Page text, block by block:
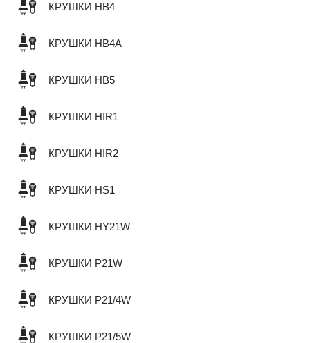
КРУШКИ HB4
КРУШКИ HB4A
КРУШКИ HB5
КРУШКИ HIR1
КРУШКИ HIR2
КРУШКИ HS1
КРУШКИ HY21W
КРУШКИ P21W
КРУШКИ P21/4W
КРУШКИ P21/5W